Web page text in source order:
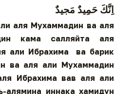
اِنَّكَ حَمِيدٌ مَجيدٌ
аля Мухаммадин ва аля
кама салляйта аля
али Ибрахима ва барик
ва аля али Мухаммадин
Ибрахима вав аля али
иннака хамидун